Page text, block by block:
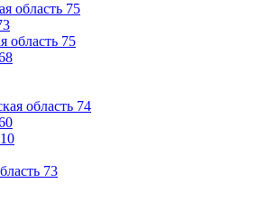
область 75
область 75
область 74
10
73